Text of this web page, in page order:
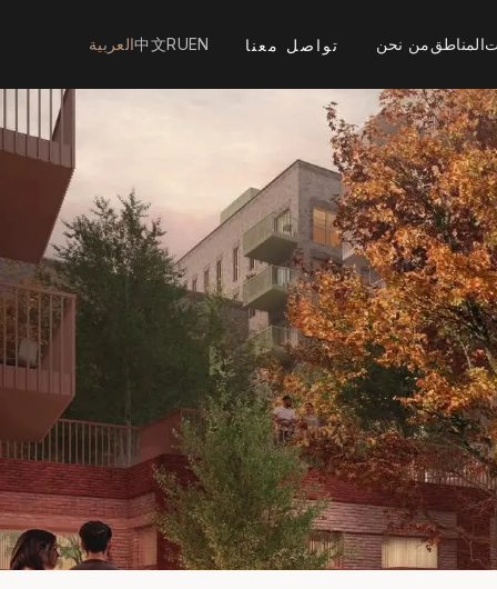
المناطقمن نحن تواصل معنا EN
RU
中文العربية